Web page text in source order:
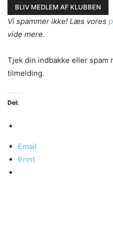
Vi spammer ikke! Læs vores
vide mere.
Tjek din indbakke eller
tilmelding.
Del:
Email
Print